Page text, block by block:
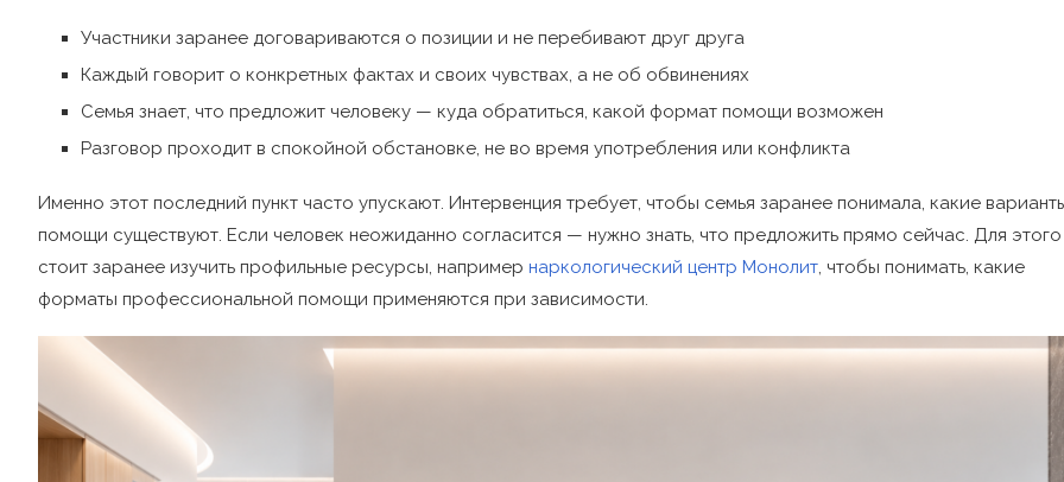
Участники заранее договариваются о позиции и не перебивают друг друга
Каждый говорит о конкретных фактах и своих чувствах, а не об обвинениях
Семья знает, что предложит человеку — куда обратиться, какой формат помощи возможен
Разговор проходит в спокойной обстановке, не во время употребления или конфликта
Именно этот последний пункт часто упускают. Интервенция требует, чтобы семья заранее понимала, какие
помощи существуют. Если человек неожиданно согласится — нужно знать, что предложить прямо сейчас. Для этого
стоит заранее изучить профильные ресурсы, например наркологический центр Монолит, чтобы понимать, какие
форматы профессиональной помощи применяются при зависимости.